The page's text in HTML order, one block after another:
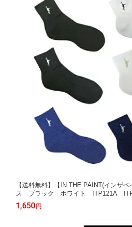
【送料無料】【IN THE PAINT(インザ
ス ブラック ホワイト ITP121A
1,650 円